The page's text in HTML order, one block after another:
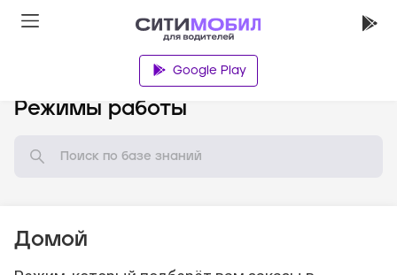
Google Play
Режимы работы
Домой